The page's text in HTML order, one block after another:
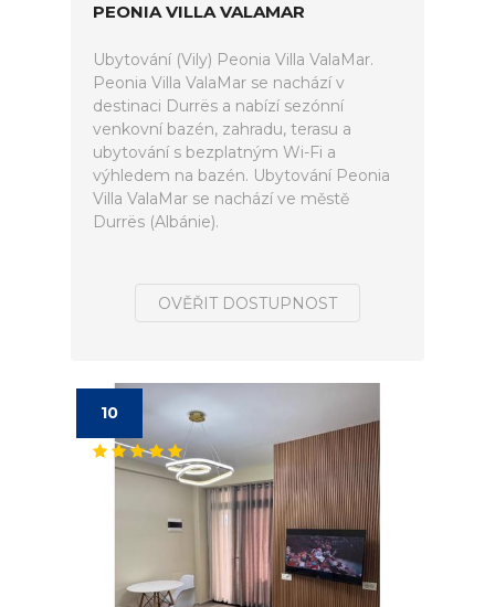
PEONIA VILLA VALAMAR
Ubytování (Vily) Peonia Villa ValaMar.
Peonia Villa ValaMar se nachází v
destinaci Durrës a nabízí sezónní
venkovní bazén, zahradu, terasu a
ubytování s bezplatným Wi-Fi a
výhledem na bazén. Ubytování Peonia
Villa ValaMar se nachází ve městě
Durrës (Albánie).
OVĚŘIT DOSTUPNOST
10